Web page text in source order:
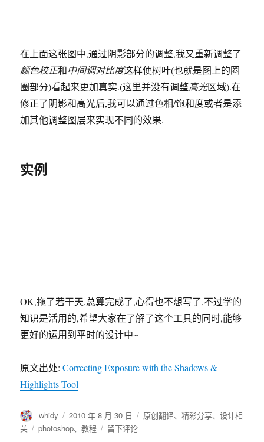
在上面这张图中,通过阴影部分的调整,我又重新调整了
颜色校正和中间调对比度这样使树叶(也就是图上的圈
圈部分)看起来更加真实.(这里并没有调整高光区域).在
修正了阴影和高光后,我可以通过色相/饱和度或者是添
加其他调整图层来实现不同的效果.
实例
OK,拖了若干天,总算完成了,心得也不想写了,不过学的
知识是活用的,希望大家在了解了这个工具的同时,能够
更好的运用到平时的设计中~
原文出处:Correcting Exposure with the Shadows &
Highlights Tool
作
者
whidy
发
布
2010 年 8 月 30 日
分
原创翻译、精彩分享、设计相
关
标
photoshop、教程
于
留下评论